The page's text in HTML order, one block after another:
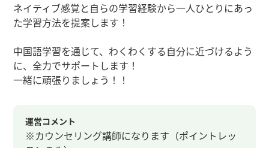
ネイティブ感覚と自らの学習経験から一人ひとりにあっ
た学習方法を提案します！
中国語学習を通じて、わくわくする自分に近づけるよう
に、全力でサポートします！
一緒に頑張りましょう！！
運営コメント
※カウンセリング講師になります（ポイントレッ